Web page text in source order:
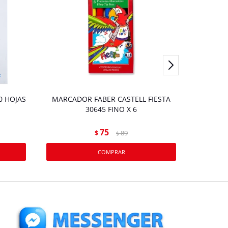
HOJAS
MARCADOR FABER CASTELL FIESTA
30645 FINO X 6
$75 $ 89